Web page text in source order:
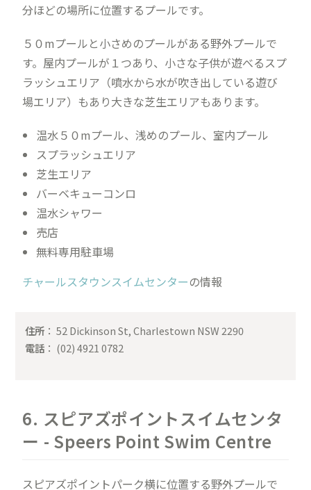
分ほどの場所に位置するプールです。
５０mプールと小さめのプールがある野外プールで
す。屋内プールが１つあり、小さな子供が遊べるスプ
ラッシュエリア（噴水から水が吹き出している遊び
場エリア）もあり大きな芝生エリアもあります。
温水５０mプール、浅めのプール、室内プール
スプラッシュエリア
芝生エリア
バーベキューコンロ
温水シャワー
売店
無料専用駐車場
チャールスタウンスイムセンターの情報
住所 ： 52 Dickinson St, Charlestown NSW 2290
電話 ： (02) 4921 0782
6. スピアズポイントスイムセンタ
ー - Speers Point Swim Centre
スピアズポイントパーク横に位置する野外プールで